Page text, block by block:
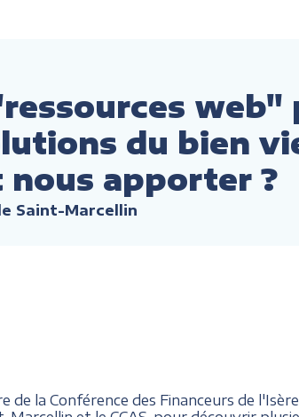
web"
du bien
apporter ?
Saint-Marcellin
de la Conférence des Financeurs de l'Isère